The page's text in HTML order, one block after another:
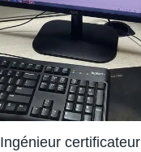
Ingénieur certificateur